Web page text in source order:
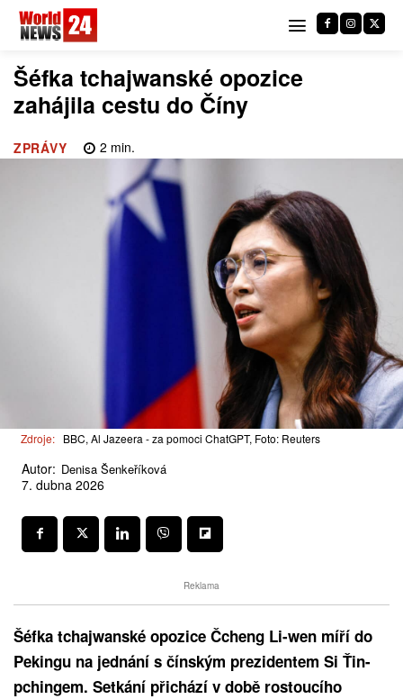
Šéfka tchajwanské opozice
zahájila cestu do Číny
ZPRÁVY 2 min.
Zdroje: BBC, Al Jazeera - za pomoci ChatGPT, Foto: Reuters
Autor: Denisa Šenkeříková
7. dubna 2026
Reklama
Šéfka tchajwanské opozice Čcheng Li-wen míří do
Pekingu na jednání s čínským prezidentem Si Ťin-
pchingem. Setkání přichází v době rostoucího